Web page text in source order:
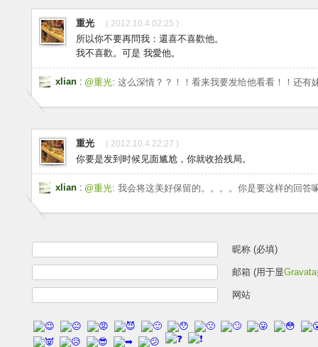
重光 ( 2012.10.4 02:25 )
所以你不要再問我：還喜不喜歡他。
我不喜歡。可是 我愛他。
xlian : @重光: 这么深情？？！！看来我要发给他看看！！还有
重光 ( 2012.10.4 22:27 )
你要是发到时候见面尴尬，你就收拾残局。
xlian : @重光: 我会将这美好保留的。。。。你是要这样的回答
昵称 (必填)
邮箱 (用于显Gravata
网站